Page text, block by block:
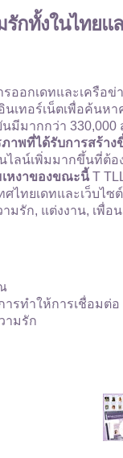
กทั้งในไทยแ
รออกเดทและเครือ
เทอร์เน็ตเพื่อค้นห
มีมากกว่า
าพที่ได้รับการสร้าง
ไลน์เพิ่มมากขึ้นที่ต้
หงาของขณะนี้T
ไทยเดทและเว็บไ
รัก, แต่งงาน, เพื่อน
ารทำให้การเชื่อมต่อ
ามรัก